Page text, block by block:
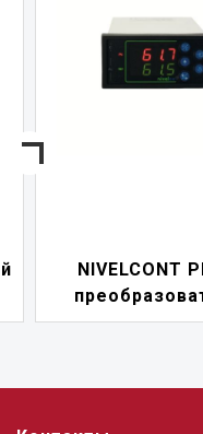
NIVELCONT PM